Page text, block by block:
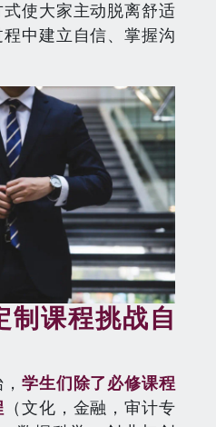
使大家主动脱离舒适
中建立自信、掌握沟
制课程挑战自
学生们除了必修课程
（文化，金融，审计专